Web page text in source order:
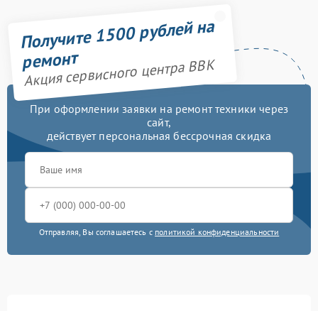
Получите 1500 рублей на
ремонт
Акция сервисного центра BBK
При оформлении заявки на ремонт техники через
сайт,
действует персональная бессрочная скидка
Отправляя, Вы соглашаетесь с политикой конфиденциальности